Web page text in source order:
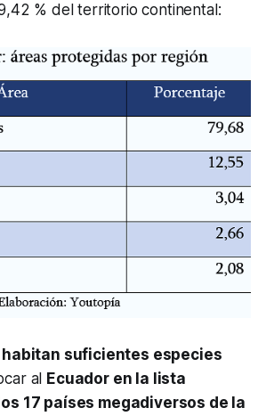
% del territorio continental:
habitan suficientes especies
al Ecuador en la lista
17 países megadiversos de la